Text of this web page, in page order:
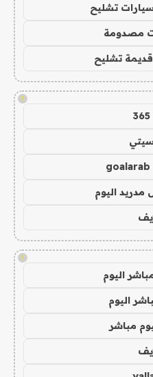
تشليح
مصدومة
تشليح
!
مدريد اليوم
!
اليوم
اليوم
مباشر